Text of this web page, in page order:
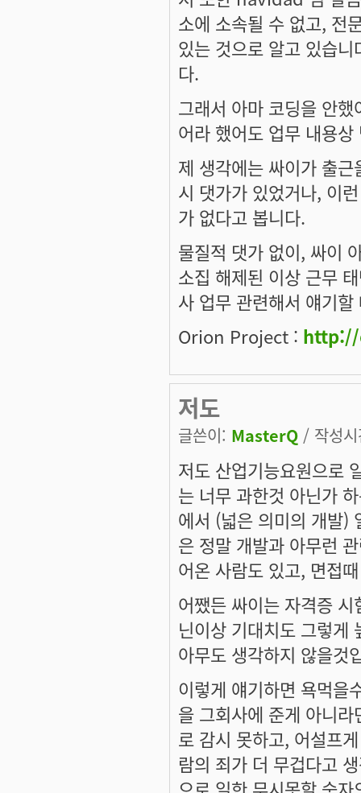
소에 소속될 수 없고, 전
있는 것으로 알고 있습
다.
그래서 아마 코딩을 안
어라 했어도 업무 내용
제 생각에는 싸이가 출
시 댓가가 있었거나, 이
가 없다고 봅니다.
물질적 댓가 없이, 싸이
소집 해제된 이상 근무
사 업무 관련해서 얘기
Orion Project :
저도
글쓴이: MasterQ / 작성
저도 산업기능요원으로
는 너무 과한것 아닌가
에서 (넓은 의미의 개발)
은 정말 개발과 아무런
어온 사람도 있고, 면접
어쨌든 싸이는 자격증
닌이상 기대치도 그렇
아무도 생각하지 않을것
이렇게 얘기하면 욕먹을
을 그회사에 준게 아니
로 감시 못하고, 어설프
람의 죄가 더 무겁다고